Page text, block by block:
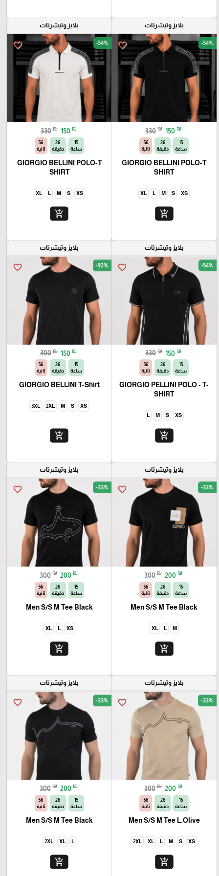
بلايز وتيشرتات
favorite_border -54%
330 ₪ 150 ₪
15
ساعة
26
دقيقة
54
ثانية
GIORGIO BELLINI POLO-T
SHIRT
XS
S
M
L
XL
add_shopping_cart
بلايز وتيشرتات
favorite_border -54%
330 ₪ 150 ₪
15
ساعة
26
دقيقة
54
ثانية
GIORGIO BELLINI POLO-T
SHIRT
XS
S
M
L
XL
add_shopping_cart
بلايز وتيشرتات
favorite_border -54%
330 ₪ 150 ₪
15
ساعة
26
دقيقة
54
ثانية
GIORGIO PELLINI POLO - T-
SHIRT
XS
S
M
L
add_shopping_cart
بلايز وتيشرتات
favorite_border -50%
300 ₪ 150 ₪
15
ساعة
26
دقيقة
54
ثانية
GIORGIO BELLINI T-Shirt
XS
S
M
2XL
3XL
add_shopping_cart
بلايز وتيشرتات
favorite_border -33%
300 ₪ 200 ₪
15
ساعة
26
دقيقة
54
ثانية
Men S/S M Tee Black
M
L
XL
add_shopping_cart
بلايز وتيشرتات
favorite_border -33%
300 ₪ 200 ₪
15
ساعة
26
دقيقة
54
ثانية
Men S/S M Tee Black
XS
L
XL
add_shopping_cart
بلايز وتيشرتات
favorite_border -33%
300 ₪ 200 ₪
15
ساعة
26
دقيقة
54
ثانية
Men S/S M Tee L.Olive
XS
S
M
L
XL
2XL
add_shopping_cart
بلايز وتيشرتات
favorite_border -33%
300 ₪ 200 ₪
15
ساعة
26
دقيقة
54
ثانية
Men S/S M Tee Black
L
XL
2XL
add_shopping_cart